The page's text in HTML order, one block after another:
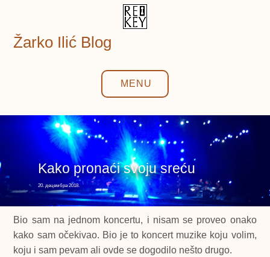
content
Žarko Ilić Blog
MENU
Kako pronaći svoju sreću
20. децембра 2018.
Bio sam na jednom koncertu, i nisam se proveo onako
kako sam očekivao. Bio je to koncert muzike koju volim,
koju i sam pevam ali ovde se dogodilo nešto drugo.